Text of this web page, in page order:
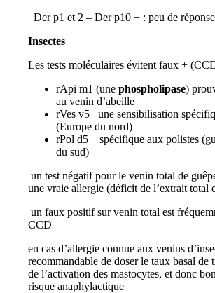
Der p1 et 2 – Der p10 + : peu de réponse
Insectes
Les tests moléculaires évitent faux +
rApi m1 (une phospholipase)
au venin d’abeille
rVes v5 une sensibilisation
(Europe du nord)
rPol d5 spécifique aux polistes
du sud)
un test négatif pour le venin total de
une vraie allergie (déficit de l’extrait total
un faux positif sur venin total est
CCD
en cas d’allergie connue aux venins
recommandable de doser le taux basal de
de l’activation des mastocytes, et donc
risque anaphylactique